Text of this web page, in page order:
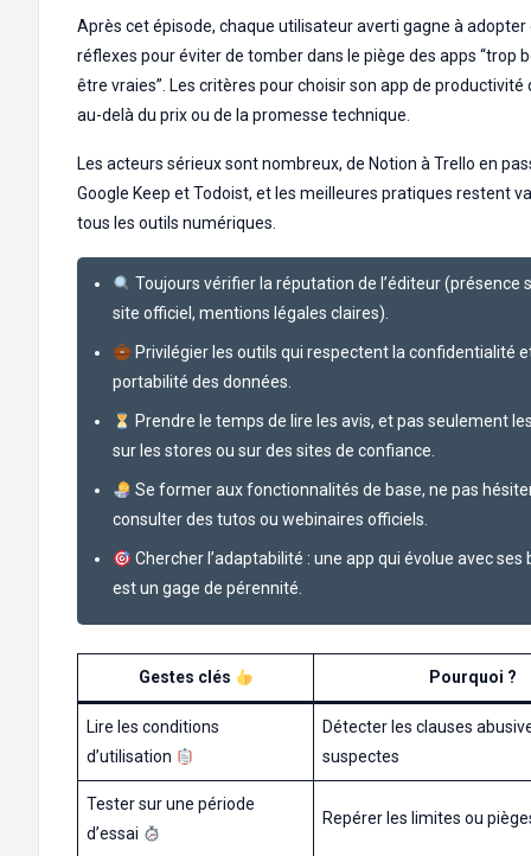
Après cet épisode, chaque utilisateur averti gagne à adopter
réflexes pour éviter de tomber dans le piège des apps “trop
être vraies”. Les critères pour choisir son app de productivité
au-delà du prix ou de la promesse technique.
Les acteurs sérieux sont nombreux, de Notion à Trello en
Google Keep et Todoist, et les meilleures pratiques restent
tous les outils numériques.
Toujours vérifier la réputation de l’éditeur (présence
site officiel, mentions légales claires).
Privilégier les outils qui respectent la confidentialité
portabilité des données.
Prendre le temps de lire les avis, et pas seulement
sur les stores ou sur des sites de confiance.
Se former aux fonctionnalités de base, ne pas
consulter des tutos ou webinaires officiels.
Chercher l’adaptabilité : une app qui évolue avec ses
est un gage de pérennité.
Gestes clés Pourquoi ?
Lire les conditions
d’utilisation
Détecter les clauses
suspectes
Tester sur une période
d’essai
Repérer les limites ou